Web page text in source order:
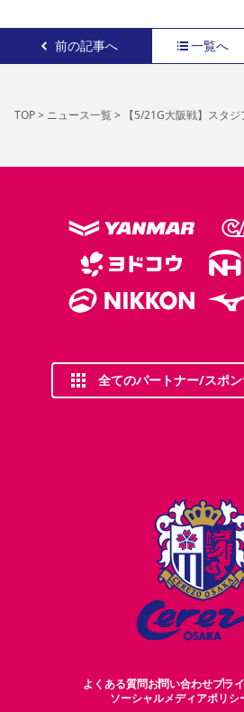
前の記事へ 一覧へ
TOP> ニュース一覧> 【5/21G大阪戦】スタ
全てのパートナー/スポ
よくある質問お問い合わせプラ
ソーシャルメディアポリシ